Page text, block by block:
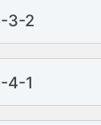
3-2
4-1